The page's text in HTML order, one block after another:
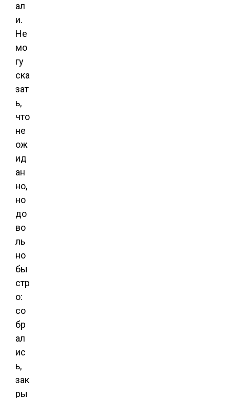
ал
и.
Не
мо
гу
ска
зат
ь,
что
не
ож
ид
ан
но,
но
до
во
ль
но
бы
стр
о:
со
бр
ал
ис
ь,
зак
ры